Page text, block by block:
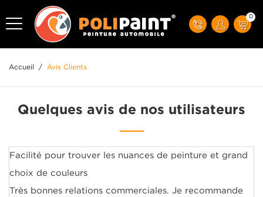
0
Accueil / Avis Clients
Quelques avis de nos utilisateurs
Facilité pour trouver les nuances de peinture et grand
choix de couleurs
Très bonnes relations commerciales. Je recommande